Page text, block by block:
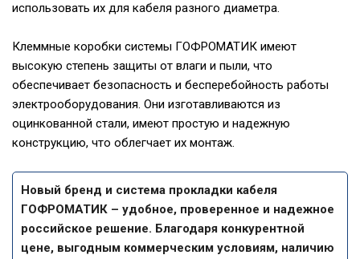
использовать их для кабеля разного диаметра.
Клеммные коробки системы ГОФРОМАТИК имеют
высокую степень защиты от влаги и пыли, что
обеспечивает безопасность и бесперебойность работы
электрооборудования. Они изготавливаются из
оцинкованной стали, имеют простую и надежную
конструкцию, что облегчает их монтаж.
Новый бренд и система прокладки кабеля
ГОФРОМАТИК – удобное, проверенное и надежное
российское решение. Благодаря конкурентной
цене, выгодным коммерческим условиям, наличию